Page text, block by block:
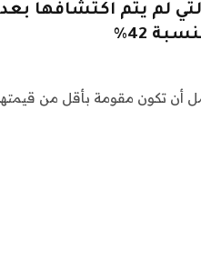
لم يتم اكتشافها
42%
أن تكون مقومة بأقل من